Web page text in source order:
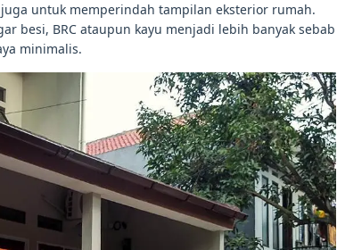
untuk memperindah tampilan eksterior rumah.
besi, BRC ataupun kayu menjadi lebih banyak sebab
minimalis.